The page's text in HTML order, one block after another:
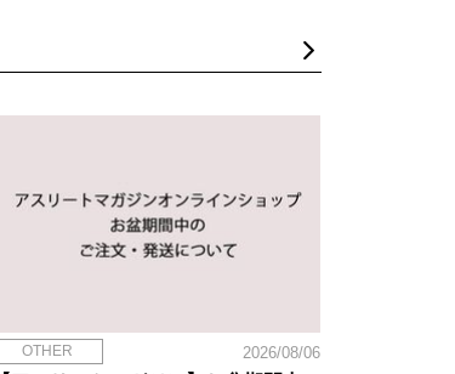
OTHER 2026/08/06